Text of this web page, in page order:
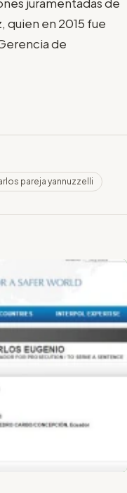
quien en 2015 fue
de
pareja yannuzzelli